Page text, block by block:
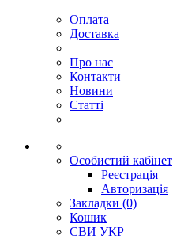
Оплата
Доставка
Про нас
Контакти
Новини
Статті
Особистий кабінет
Реєстрація
Авторизація
Закладки (0)
Кошик
СВИ УКР